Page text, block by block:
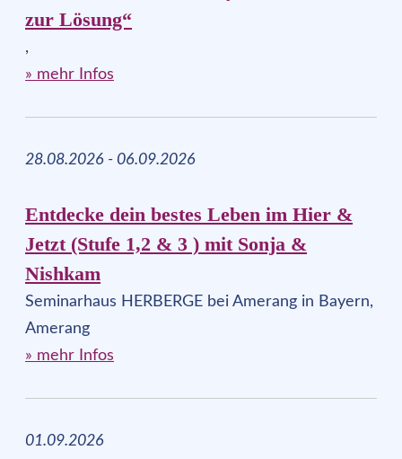
zur Lösung“
,
» mehr Infos
28.08.2026 - 06.09.2026
Entdecke dein bestes Leben im Hier &
Jetzt (Stufe 1,2 & 3 ) mit Sonja &
Nishkam
Seminarhaus HERBERGE bei Amerang in Bayern,
Amerang
» mehr Infos
01.09.2026